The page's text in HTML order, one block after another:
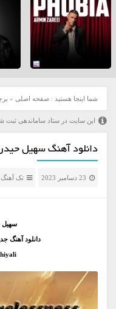
شما اینجا هستید : صفحه اصلی »
این سایت در ستاد ساماندهی ثبت
دانلود آهنگ سهیل
23 دسامبر 2023 تک آهنگ
سهیل
دانلود آهنگ